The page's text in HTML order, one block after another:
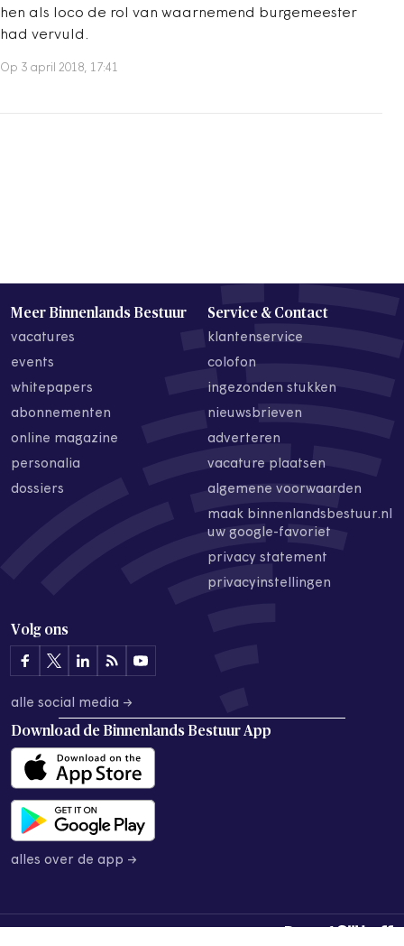
hen als loco de rol van waarnemend burgemeester
had vervuld.
Op 3 april 2018, 17:41
Meer Binnenlands Bestuur
vacatures
events
whitepapers
abonnementen
online magazine
personalia
dossiers
Service & Contact
klantenservice
colofon
ingezonden stukken
nieuwsbrieven
adverteren
vacature plaatsen
algemene voorwaarden
maak binnenlandsbestuur.nl
uw google-favoriet
privacy statement
privacyinstellingen
Volg ons
alle social media →
Download de Binnenlands Bestuur App
alles over de app →